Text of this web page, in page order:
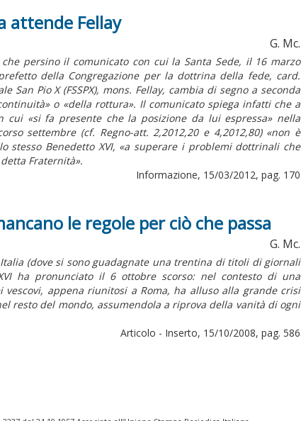
attende Fellay
G. Mc.
persino il comunicato con cui la Santa Sede, il 16 marzo
della Congregazione per la dottrina della fede, card.
San Pio X (FSSPX), mons. Fellay, cambia di segno a seconda
o «della rottura». Il comunicato spiega infatti che a
cui «si fa presente che la posizione da lui espressa» nella
settembre (cf. Regno-att. 2,2012,20 e 4,2012,80) «non è
stesso Benedetto XVI, «a superare i problemi dottrinali che
Fraternità».
Informazione, 15/03/2012, pag. 170
le regole per ciò che passa
G. Mc.
(dove si sono guadagnate una trentina di titoli di giornali
ha pronunciato il 6 ottobre scorso: nel contesto di una
appena riunitosi a Roma, ha alluso alla grande crisi
resto del mondo, assumendola a riprova della vanità di ogni
Articolo - Inserto, 15/10/2008, pag. 586